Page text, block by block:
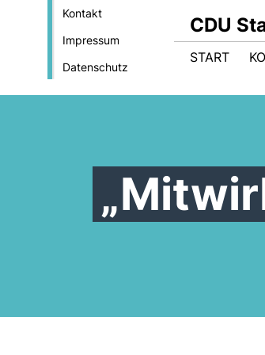
Kontakt
Impressum
Datenschutz
CDU
START